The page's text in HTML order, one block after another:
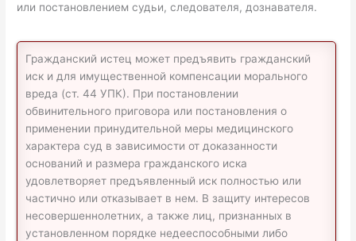
или постановлением судьи, следователя, дознавателя.
Гражданский истец может предъявить гражданский
иск и для имущественной компенсации морального
вреда (ст. 44 УПК). При постановлении
обвинительного приговора или постановления о
применении принудительной меры медицинского
характера суд в зависимости от доказанности
оснований и размера гражданского иска
удовлетворяет предъявленный иск полностью или
частично или отказывает в нем. В защиту интересов
несовершеннолетних, а также лиц, признанных в
установленном порядке недееспособными либо